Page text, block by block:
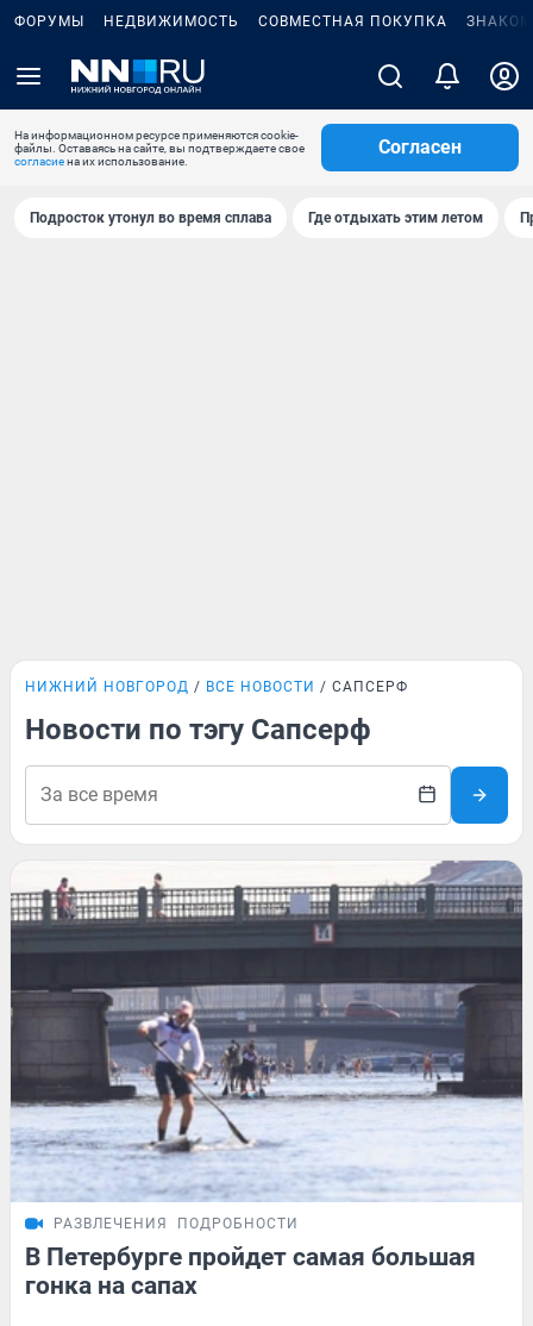
ФОРУМЫ НЕДВИЖИМОСТЬ СОВМЕСТНАЯ ПОКУПКА
На информационном ресурсе применяются cookie-
файлы. Оставаясь на сайте, вы подтверждаете свое
согласиена их использование.
Согласен
Подросток утонул во время сплава Где отдыхать этим летом
НИЖНИЙ НОВГОРОД ВСЕ НОВОСТИ САПСЕРФ
Новости по тэгу Сапсерф
РАЗВЛЕЧЕНИЯ ПОДРОБНОСТИ
В Петербурге пройдет самая большая
гонка на сапах